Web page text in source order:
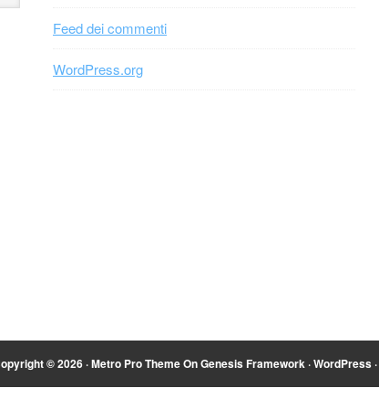
Feed dei commenti
WordPress.org
© 2026 ·Metro Pro ThemeOnGenesis Framework·WordPress·